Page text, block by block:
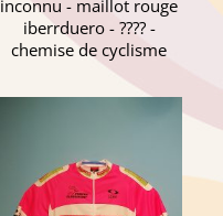
inconnu - maillot rouge
iberrduero - ???? -
chemise de cyclisme